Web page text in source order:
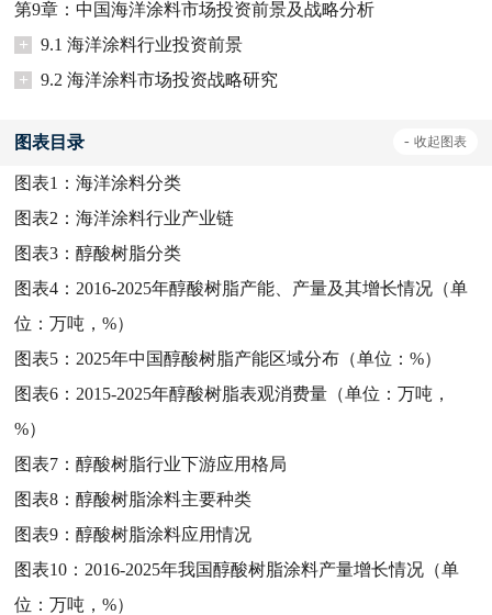
第9章：中国海洋涂料市场投资前景及战略分析
+
9.1 海洋涂料行业投资前景
+
9.2 海洋涂料市场投资战略研究
图表目录 - 收起图表
图表1：海洋涂料分类
图表2：海洋涂料行业产业链
图表3：醇酸树脂分类
图表4： 2016-2025年醇酸树脂产能、产量及其增长情况（单
位：万吨，%）
图表5： 2025年中国醇酸树脂产能区域分布（单位：%）
图表6： 2015-2025年醇酸树脂表观消费量（单位：万吨，
%）
图表7：醇酸树脂行业下游应用格局
图表8：醇酸树脂涂料主要种类
图表9：醇酸树脂涂料应用情况
图表10： 2016-2025年我国醇酸树脂涂料产量增长情况（单
位：万吨，%）